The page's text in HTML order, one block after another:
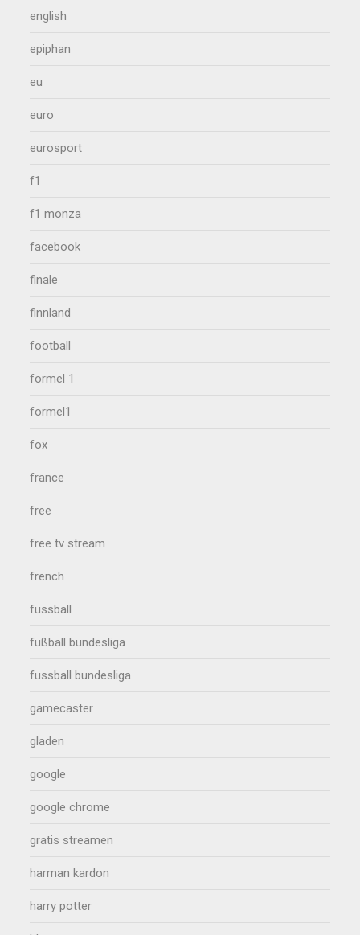
english
epiphan
eu
euro
eurosport
f1
f1 monza
facebook
finale
finnland
football
formel 1
formel1
fox
france
free
free tv stream
french
fussball
fußball bundesliga
fussball bundesliga
gamecaster
gladen
google
google chrome
gratis streamen
harman kardon
harry potter